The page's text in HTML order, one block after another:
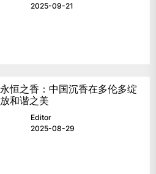
2025-09-21
永恒之香：中国沉香在多伦多绽
放和谐之美
Editor
2025-08-29